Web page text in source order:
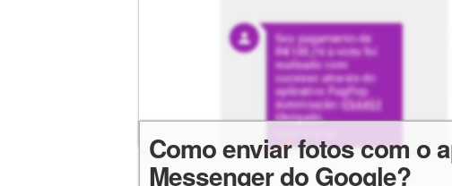
Como enviar fotos com o
Messenger do Google?